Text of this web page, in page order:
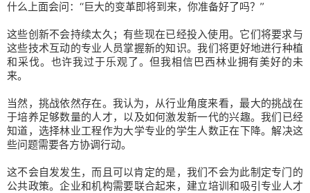
什么上面会问：“巨大的变革即将到来，你准备好了吗？”
这些创新不会持续太久；有些现在已经投入使用。它们将要求与
这些技术互动的专业人员掌握新的知识。我们将更好地进行种植
和采伐。也许我过于乐观了。但我相信巴西林业拥有美好的未
来。
当然，挑战依然存在。我认为，从行业角度来看，最大的挑战在
于培养足够数量的人才，以及如何激发新一代的兴趣。我们已经
知道，选择林业工程作为大学专业的学生人数正在下降。解决这
些问题需要各方协调行动。
这不会自发发生，而且可以肯定的是，我们不会为此制定专门的
公共政策。企业和机构需要联合起来，建立培训和吸引专业人才